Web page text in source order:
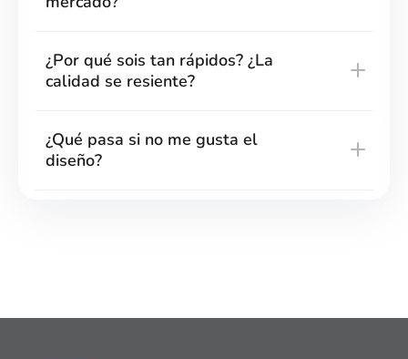
¿Por qué sois tan rápidos? ¿La
calidad se resiente?
¿Qué pasa si no me gusta el
diseño?